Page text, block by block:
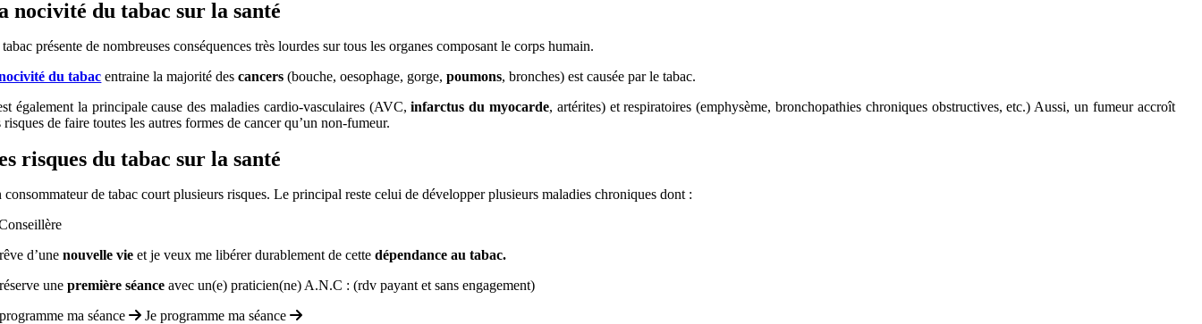
nocivité du tabac sur la santé
présente de nombreuses conséquences très lourdes sur tous les organes composant le corps humain.
du tabac entraine la majorité descancers(bouche, oesophage, gorge,poumons, bronches) est causée par le tabac.
également la principale cause des maladies cardio-vasculaires (AVC,infarctus du myocarde, artérites) et respiratoires (emphysème, bronchopathies chroniques obstructives, etc.) Aussi, un fumeur accroît
risques de faire toutes les autres formes de cancer qu’un non-fumeur.
risques du tabac sur la santé
consommateur de tabac court plusieurs risques. Le principal reste celui de développer plusieurs maladies chroniques dont :
d’unenouvelle vie et je veux me libérer durablement de cettedépendance au tabac.
unepremière séance avec un(e) praticien(ne) A.N.C : (rdv payant et sans engagement)
ma séance
Je programme ma séance